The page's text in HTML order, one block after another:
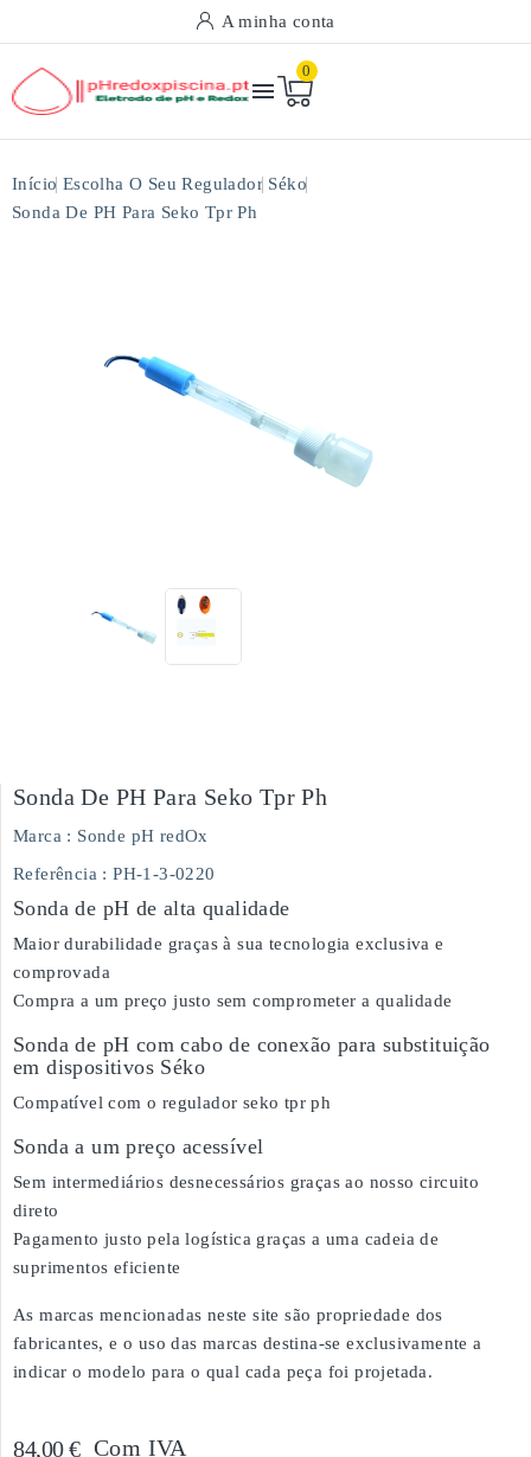
A minha conta

0
Início Escolha O Seu Regulador Séko
Sonda De PH Para Seko Tpr Ph
Sonda De PH Para Seko Tpr Ph
Marca : Sonde pH redOx
Referência : PH-1-3-0220
Sonda de pH de alta qualidade
Maior durabilidade graças à sua tecnologia exclusiva e
comprovada
Compra a um preço justo sem comprometer a qualidade
Sonda de pH com cabo de conexão para substituição
em dispositivos Séko
Compatível com o regulador seko tpr ph
Sonda a um preço acessível
Sem intermediários desnecessários graças ao nosso circuito
direto
Pagamento justo pela logística graças a uma cadeia de
suprimentos eficiente
As marcas mencionadas neste site são propriedade dos
fabricantes, e o uso das marcas destina-se exclusivamente a
indicar o modelo para o qual cada peça foi projetada.
84,00 € Com IVA